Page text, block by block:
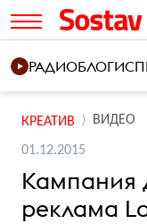
РАДИОБЛОГИ
КРЕАТИВ ВИДЕО
01.12.2015
Кампания
реклама